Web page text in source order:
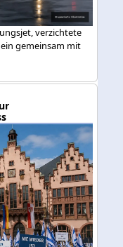
verzichtete
gemeinsam mit